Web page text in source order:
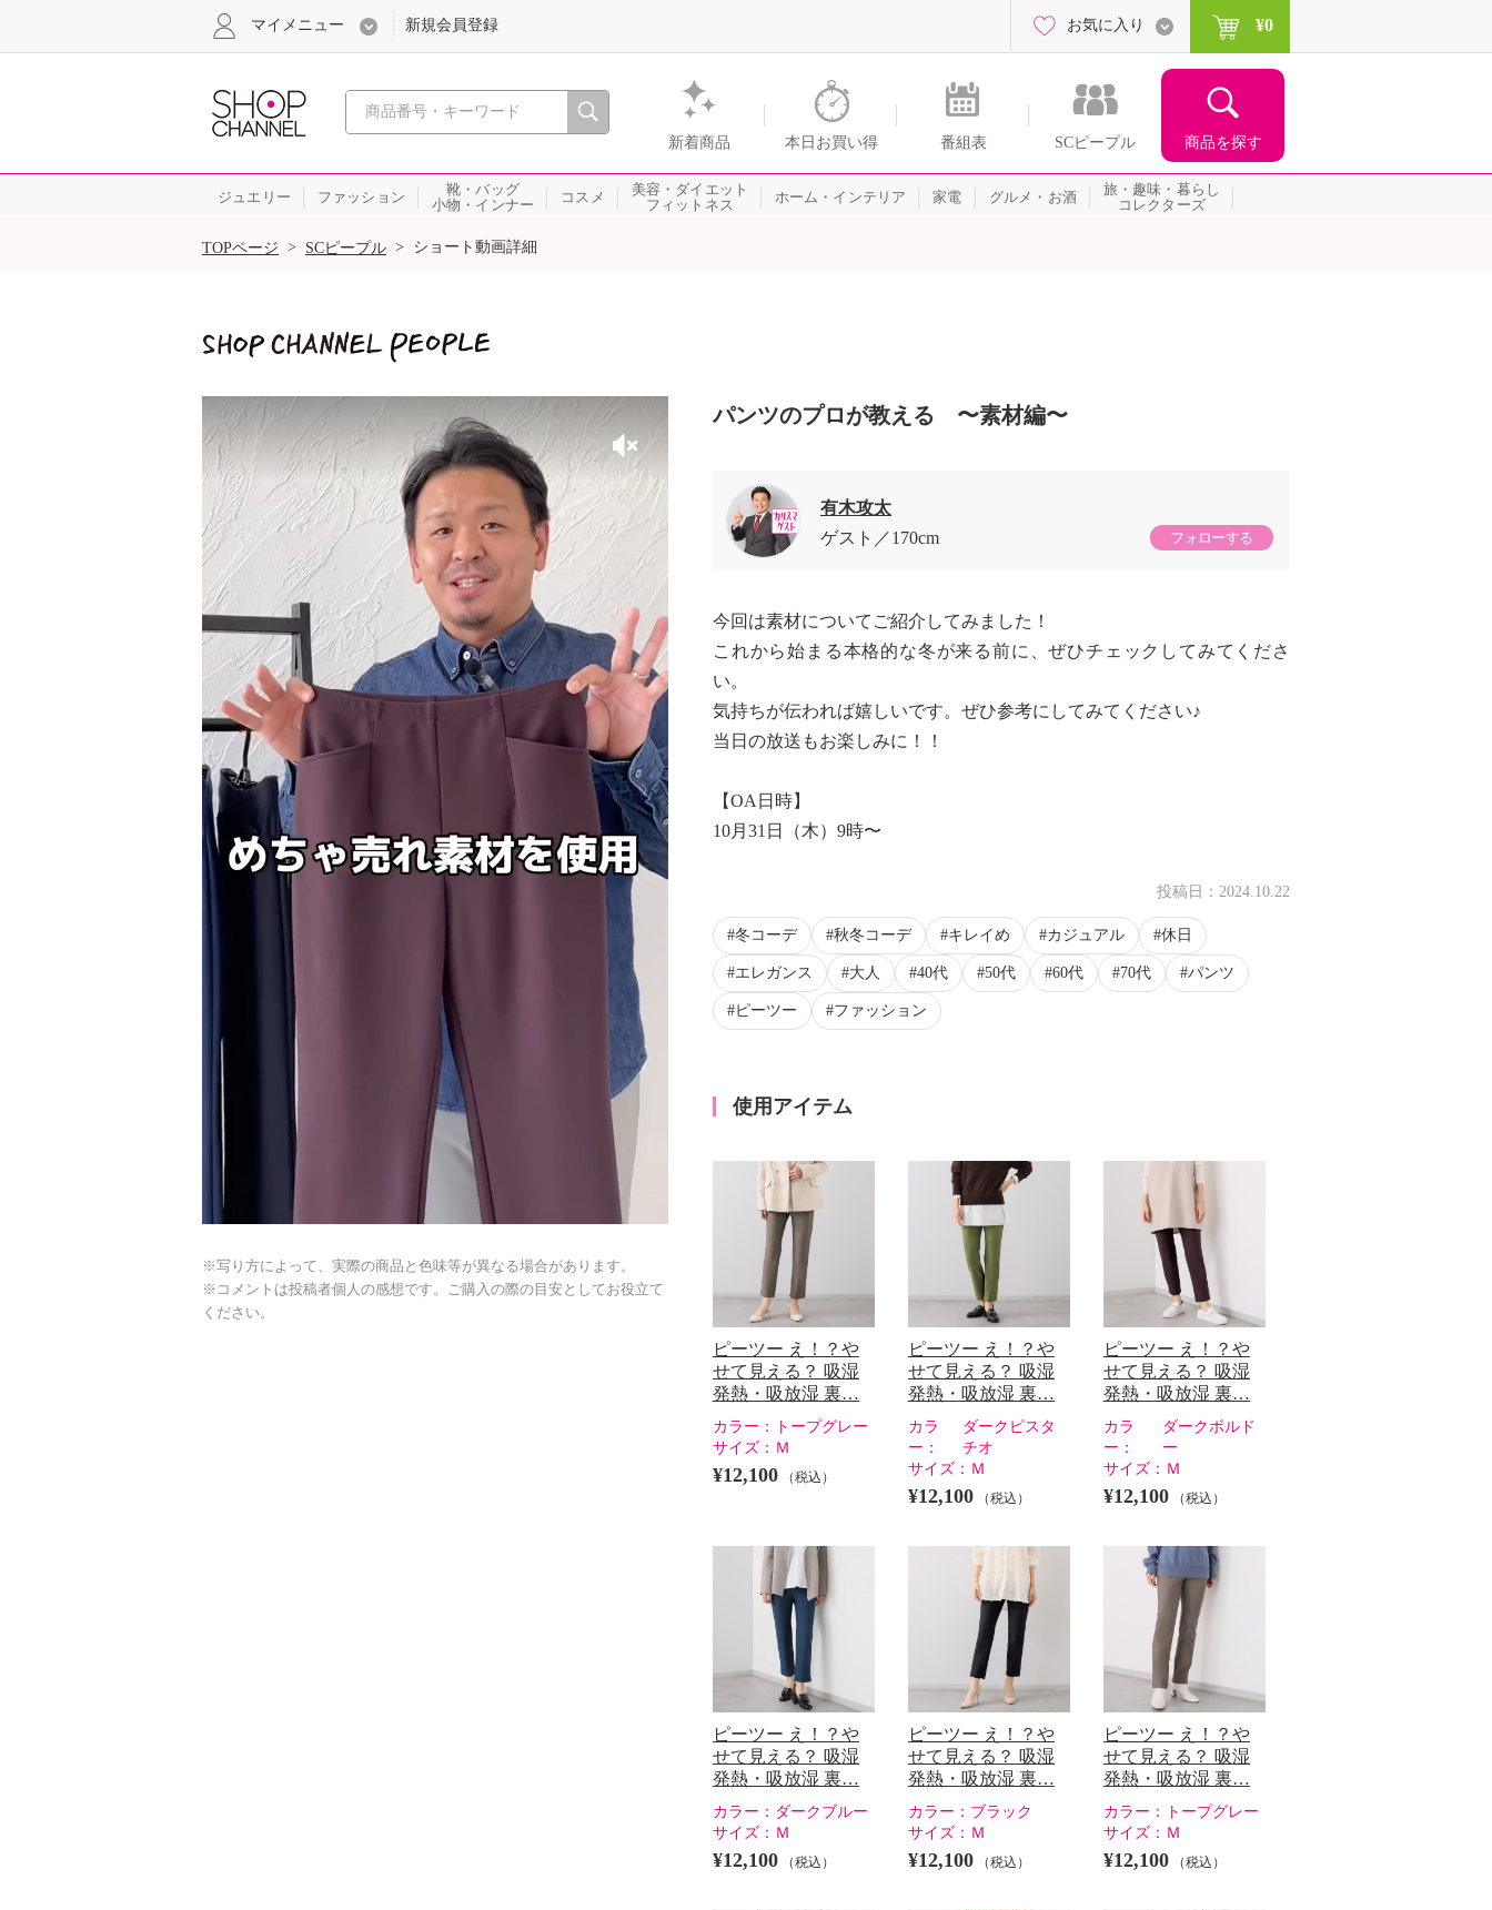
心おどる、瞬間を。通販・テレビショッピングのショップチャンネル
新着商品 本日お買い得 番組表 SCピープル 商品を探す
マイメニュー 新規会員登録 お気に入り ¥0
ジュエリー ファッション
靴・バッグ
小物・インナー
コスメ
美容・ダイエット
フィットネス
ホーム・インテリア 家電 グルメ・お酒
旅・趣味・暮らし
コレクターズ
SALE
TOPページ > SCピープル > ショート動画詳細
※写り方によって、実際の商品と色味等が異なる場合があります。
※コメントは投稿者個人の感想です。ご購入の際の目安としてお役立て
ください。
パンツのプロが教える 〜素材編〜
有木攻太
ゲスト
170cm フォローする
今回は素材についてご紹介してみました！
これから始まる本格的な冬が来る前に、ぜひチェックしてみてくださ
い。
気持ちが伝われば嬉しいです。ぜひ参考にしてみてください♪
当日の放送もお楽しみに！！
【OA日時】
10月31日（木）9時〜
投稿日： 2024.10.22
冬コーデ 秋冬コーデ キレイめ カジュアル 休日
エレガンス 大人 40代 50代 60代 70代 パンツ
ピーツー ファッション
使用アイテム
ピーツー え！？や
せて見える？ 吸湿
発熱・吸放湿 裏…
カラー：
トープグレー
サイズ： Ｍ
¥12,100 （税込）
ピーツー え！？や
せて見える？ 吸湿
発熱・吸放湿 裏…
カラ
ー：
ダークピスタ
チオ
サイズ： Ｍ
¥12,100 （税込）
ピーツー え！？や
せて見える？ 吸湿
発熱・吸放湿 裏…
カラ
ー：
ダークボルド
ー
サイズ： Ｍ
¥12,100 （税込）
ピーツー え！？や
せて見える？ 吸湿
発熱・吸放湿 裏…
カラー： ダークブルー
サイズ： Ｍ
¥12,100 （税込）
ピーツー え！？や
せて見える？ 吸湿
発熱・吸放湿 裏…
カラー： ブラック
サイズ： Ｍ
¥12,100 （税込）
ピーツー え！？や
せて見える？ 吸湿
発熱・吸放湿 裏…
カラー：
トープグレー
サイズ： Ｍ
¥12,100 （税込）